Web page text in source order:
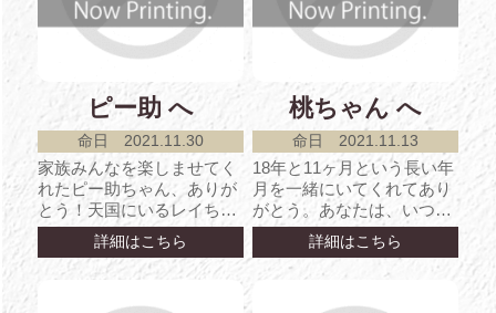
ピー助 へ
命日 2021.11.30
家族みんなを楽しませてく
れたピー助ちゃん、ありが
とう！天国にいるレイちゃ
ん、ももちゃんと仲良く遊
んでね！ ...
詳細はこちら
桃ちゃん へ
命日 2021.11.13
18年と11ヶ月という長い年
月を一緒にいてくれてあり
がとう。あなたは、いつま
でもかけがえのない存在で
す。大・大・大好き...
詳細はこちら